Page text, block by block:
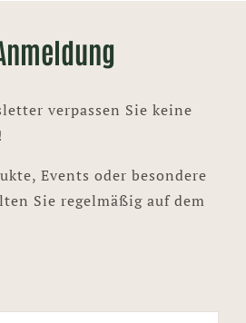
verpassen Sie keine
Events oder besondere
Sie regelmäßig auf dem